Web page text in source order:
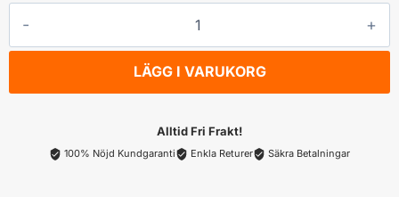
Solo4k/Ultimo4K
LÄGG I VARUKORG
Alltid Fri Frakt!
100% Nöjd Kundgaranti Enkla Returer Säkra Betalningar